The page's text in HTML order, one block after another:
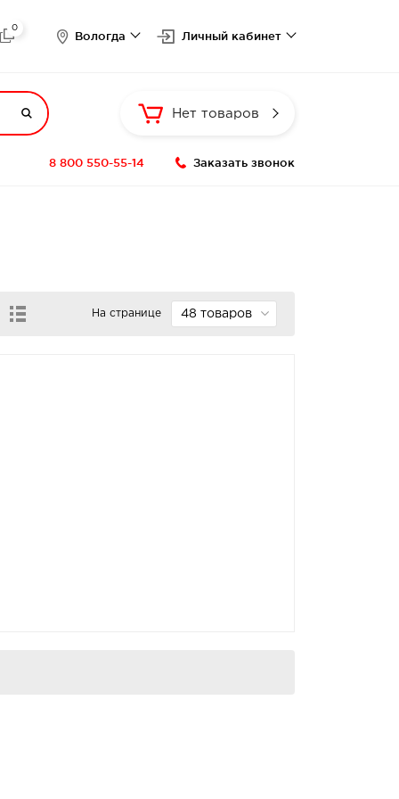

0
Вологда Личный кабинет
 Нет товаров
8 800 550-55-14 Заказать звонок
На странице 48 товаров